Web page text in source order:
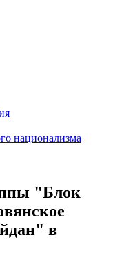
национализма
"Блок
в